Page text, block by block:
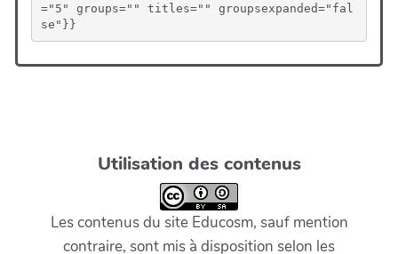
="5" groups="" titles="" groupsexpanded="fal
se"}}
Utilisation des contenus
Les contenus du site Educosm, sauf mention
contraire, sont mis à disposition selon les